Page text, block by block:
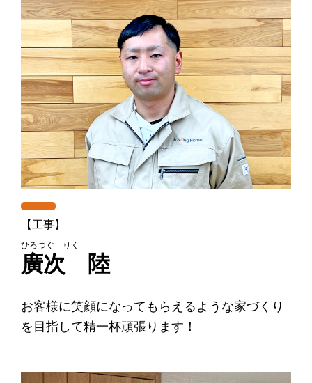
【工事】
ひろつぐ りく
廣次 陸
お客様に笑顔になってもらえるような家づくり
を目指して精一杯頑張ります！